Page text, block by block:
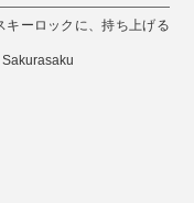
キーロックに、持ち上げる